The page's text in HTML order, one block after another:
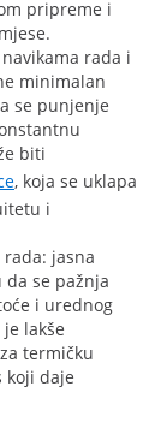
pripreme i
rada i
minimalan
se punjenje
biti
, koja se uklapa
i
jasna
se pažnja
i urednog
lakše
termičku
koji daje